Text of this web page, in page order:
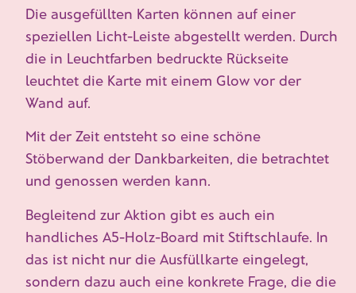
Die ausgefüllten Karten können auf einer
speziellen Licht-Leiste abgestellt werden. Durch
die in Leuchtfarben bedruckte Rückseite
leuchtet die Karte mit einem Glow vor der
Wand auf.
Mit der Zeit entsteht so eine schöne
Stöberwand der Dankbarkeiten, die betrachtet
und genossen werden kann.
Begleitend zur Aktion gibt es auch ein
handliches A5-Holz-Board mit Stiftschlaufe. In
das ist nicht nur die Ausfüllkarte eingelegt,
sondern dazu auch eine konkrete Frage, die die